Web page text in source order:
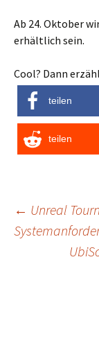
Ab 24. Oktober
erhältlich sein.
Cool? Dann
teilen
teilen
Post
← Unreal